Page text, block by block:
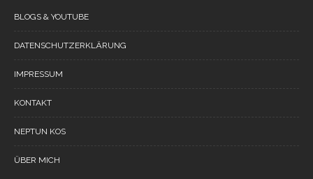
BLOGS & YOUTUBE
DATENSCHUTZERKLÄRUNG
IMPRESSUM
KONTAKT
NEPTUN KOS
ÜBER MICH